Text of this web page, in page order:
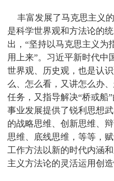
丰富发展了马克思主义
是科学世界观和方法论的
出，“坚持以马克思主义为
用上来”。习近平新时代中
世界观、历史观，也是认
么、怎么看，又讲怎么办
任务，又指导解决“桥或船
事业发展提供了锐利思想
的战略思维、创新思维、
思维、底线思维，等等，
工作方法以新的时代内涵
主义方法论的灵活运用创